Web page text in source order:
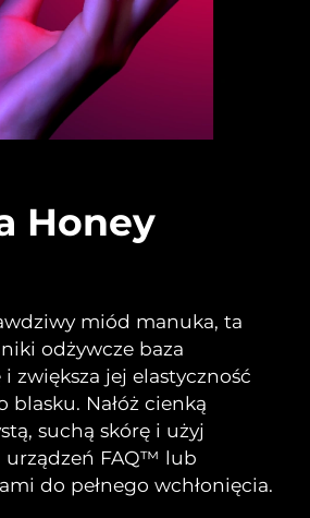
Honey
miód manuka, ta
odżywcze baza
zwiększa jej elastyczność
blasku. Nałóż cienką
suchą skórę i użyj
urządzeń FAQ™ lub
do pełnego wchłonięcia.